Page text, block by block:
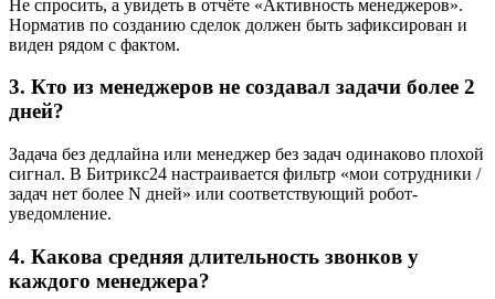
Не спросить, а увидеть в отчёте «Активность менеджеров».
Норматив по созданию сделок должен быть зафиксирован и
виден рядом с фактом.
3. Кто из менеджеров не создавал задачи более 2
дней?
Задача без дедлайна или менеджер без задач одинаково плохой
сигнал. В Битрикс24 настраивается фильтр «мои сотрудники /
задач нет более N дней» или соответствующий робот-
уведомление.
4. Какова средняя длительность звонков у
каждого менеджера?